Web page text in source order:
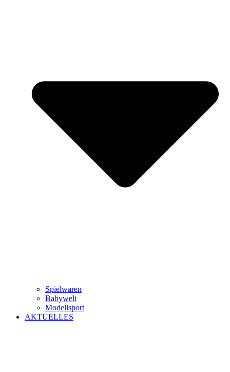
Spielwaren
Babywelt
Modellsport
AKTUELLES